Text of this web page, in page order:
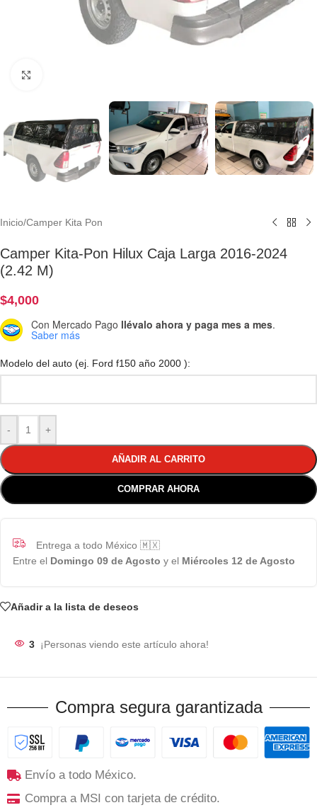
Inicio/Camper Kita Pon
Camper Kita-Pon Hilux Caja Larga 2016-2024
(2.42 M)
$4,000
Con Mercado Pago llévalo ahora y paga mes a mes.
Saber más
Modelo del auto (ej. Ford f150 año 2000 ):
- +
AÑADIR AL CARRITO
COMPRAR AHORA
Entrega a todo México 🇲🇽
Entre el Domingo 09 de Agosto y el Miércoles 12 de Agosto
Añadir a la lista de deseos
3 ¡Personas viendo este artículo ahora!
Compra segura garantizada
Envío a todo México.
Compra a MSI con tarjeta de crédito.